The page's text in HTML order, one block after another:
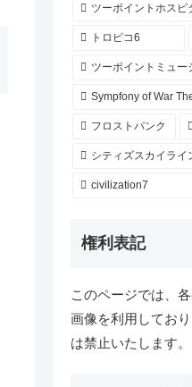
ツーポイントホスピ
トロピコ6
ツーポイントミュー
Sympfony of War
フロストパンク
シティズスカイライ
civilization7
権利表記
このページでは、
画像を利用してお
は禁止いたします。